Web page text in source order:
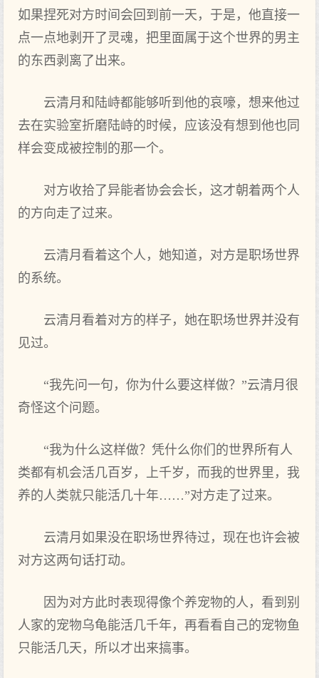
如果捏死对方时间会回到前一天，于是，他直接一
点一点地剥开了灵魂，把里面属于这个世界的男主
的东西剥离了出来。
云清月和陆峙都能够听到他的哀嚎，想来他过
去在实验室折磨陆峙的时候，应该没有想到他也同
样会变成被控制的那一个。
对方收拾了异能者协会会长，这才朝着两个人
的方向走了过来。
云清月看着这个人，她知道，对方是职场世界
的系统。
云清月看着对方的样子，她在职场世界并没有
见过。
“我先问一句，你为什么要这样做？”云清月很
奇怪这个问题。
“我为什么这样做？凭什么你们的世界所有人
类都有机会活几百岁，上千岁，而我的世界里，我
养的人类就只能活几十年……”对方走了过来。
云清月如果没在职场世界待过，现在也许会被
对方这两句话打动。
因为对方此时表现得像个养宠物的人，看到别
人家的宠物乌龟能活几千年，再看看自己的宠物鱼
只能活几天，所以才出来搞事。